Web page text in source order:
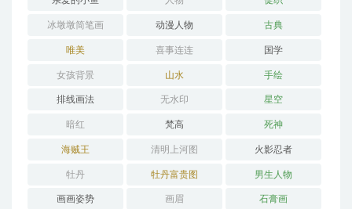
冰墩墩简笔画 动漫人物 古典
唯美 喜事连连 国学
女孩背景 山水 手绘
排线画法 无水印 星空
暗红 梵高 死神
海贼王 清明上河图 火影忍者
牡丹 牡丹富贵图 男生人物
画画姿势 画眉 石膏画